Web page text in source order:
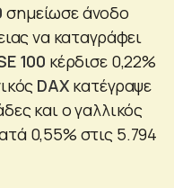
σημείωσε άνοδο
να καταγράφει
100 κέρδισε 0,22%
DAX κατέγραψε
και ο γαλλικός
0,55% στις 5.794